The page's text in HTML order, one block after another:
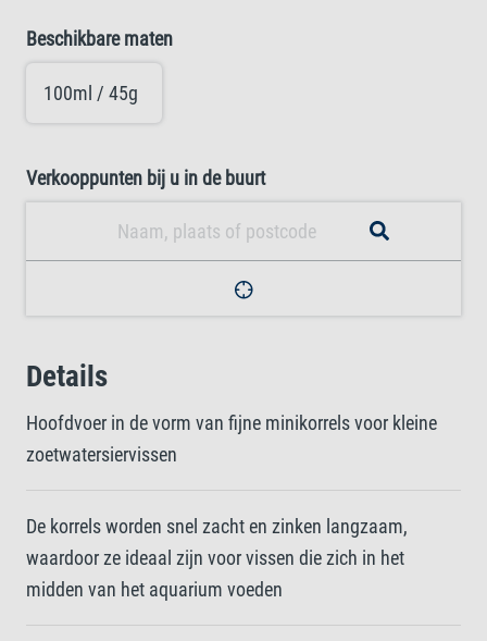
Beschikbare maten
100ml / 45g
Verkooppunten bij u in de buurt
Details
Hoofdvoer in de vorm van fijne minikorrels voor kleine
zoetwatersiervissen
De korrels worden snel zacht en zinken langzaam,
waardoor ze ideaal zijn voor vissen die zich in het
midden van het aquarium voeden